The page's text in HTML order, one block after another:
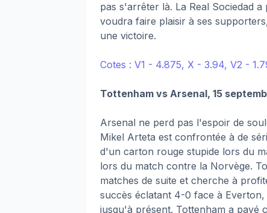
pas s'arrêter là. La Real Sociedad
voudra faire plaisir à ses
une victoire.
Cotes : V1 - 4.875, X - 3.94, V2 -
Tottenham vs Arsenal, 15
Arsenal ne perd pas l'espoir de
Mikel Arteta est confrontée à de
d'un carton rouge stupide lors du
lors du match contre la Norvège.
matches de suite et cherche à
succès éclatant 4-0 face à
jusqu'à présent. Tottenham a payé